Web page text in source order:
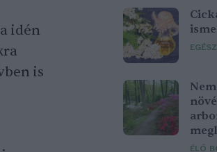
idén
is
ÉLŐ